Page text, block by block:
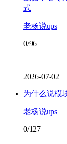
式
老杨说ups
0/96
2026-07-02
为什么说模
老杨说ups
0/127